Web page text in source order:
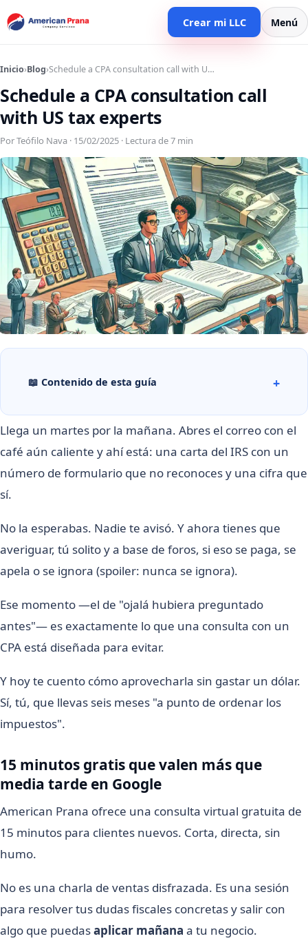
Crear mi LLC Menú
Inicio›Blog›Schedule a CPA consultation call with U…
Schedule a CPA consultation call
with US tax experts
Por Teófilo Nava · 15/02/2025 · Lectura de 7 min
📖 Contenido de esta guía
Llega un martes por la mañana. Abres el correo con el
café aún caliente y ahí está: una carta del IRS con un
número de formulario que no reconoces y una cifra que
sí.
No la esperabas. Nadie te avisó. Y ahora tienes que
averiguar, tú solito y a base de foros, si eso se paga, se
apela o se ignora (spoiler: nunca se ignora).
Ese momento —el de "ojalá hubiera preguntado
antes"— es exactamente lo que una consulta con un
CPA está diseñada para evitar.
Y hoy te cuento cómo aprovecharla sin gastar un dólar.
Sí, tú, que llevas seis meses "a punto de ordenar los
impuestos".
15 minutos gratis que valen más que
media tarde en Google
American Prana ofrece una consulta virtual gratuita de
15 minutos para clientes nuevos. Corta, directa, sin
humo.
No es una charla de ventas disfrazada. Es una sesión
para resolver tus dudas fiscales concretas y salir con
algo que puedasaplicar mañana a tu negocio.